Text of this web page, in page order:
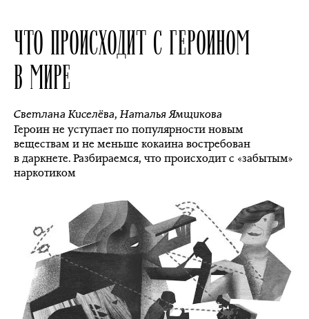
ЧТО ПРОИСХОДИТ С ГЕРОИНОМ
В МИРЕ
Светлана Киселёва,Наталья Ямщикова
Героин не уступает по популярности новым
веществам и не меньше кокаина востребован
в даркнете. Разбираемся, что происходит с «забытым»
наркотиком